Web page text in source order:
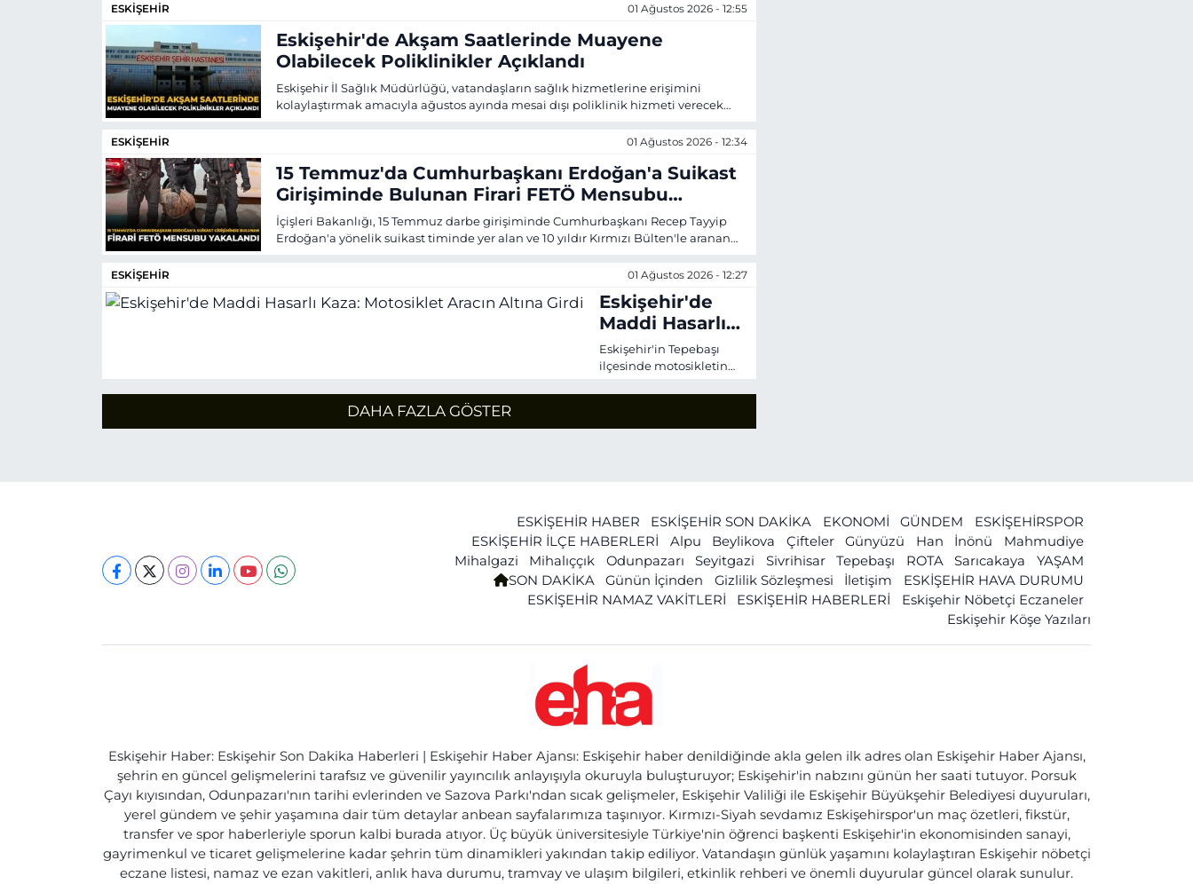
ESKİŞEHİR 01 Ağustos 2026 - 12:55
Eskişehir'de Akşam Saatlerinde Muayene
Olabilecek Poliklinikler Açıklandı
Eskişehir İl Sağlık Müdürlüğü, vatandaşların sağlık hizmetlerine erişimini
kolaylaştırmak amacıyla ağustos ayında mesai dışı poliklinik hizmeti verecek
ESKİŞEHİR 01 Ağustos 2026 - 12:34
15 Temmuz'da Cumhurbaşkanı Erdoğan'a Suikast
Girişiminde Bulunan Firari FETÖ Mensubu
Yakalandı
İçişleri Bakanlığı, 15 Temmuz darbe girişiminde Cumhurbaşkanı Recep Tayyip
Erdoğan'a yönelik suikast timinde yer alan ve 10 yıldır Kırmızı Bülten'le aranan
Afyonkarahisar ve Eskişehir İl Emniyet Müdürlüğü ekiplerinin ortak çalışmasıyla
ESKİŞEHİR 01 Ağustos 2026 - 12:27
Eskişehir'de
Maddi Hasarlı
Kaza:
Motosiklet
Eskişehir'in Tepebaşı
ilçesinde motosikletin
şans eseri yaralanan
DAHA FAZLA GÖSTER
ESKİŞEHİR HABER ESKİŞEHİR SON DAKİKA EKONOMİ GÜNDEM
ESKİŞEHİRSPOR
ESKİŞEHİR İLÇE HABERLERİ
Alpu Beylikova Çifteler Günyüzü Han İnönü
Mahmudiye
Mihalgazi
Mihalıççık Odunpazarı Seyitgazi Sivrihisar Tepebaşı ROTA Sarıcakaya
YAŞAM
SON DAKİKA
Günün İçinden Gizlilik Sözleşmesi İletişim
ESKİŞEHİR HAVA DURUMU
ESKİŞEHİR NAMAZ VAKİTLERİ
ESKİŞEHİR HABERLERİ
Eskişehir Nöbetçi Eczaneler
Eskişehir Köşe Yazıları
Eskişehir Haber: Eskişehir Son Dakika Haberleri | Eskişehir Haber Ajansı: Eskişehir haber denildiğinde akla gelen ilk adres olan Eskişehir Haber Ajansı,
şehrin en güncel gelişmelerini tarafsız ve güvenilir yayıncılık anlayışıyla okuruyla buluşturuyor; Eskişehir'in nabzını günün her saati tutuyor. Porsuk
Çayı kıyısından, Odunpazarı'nın tarihi evlerinden ve Sazova Parkı'ndan sıcak gelişmeler, Eskişehir Valiliği ile Eskişehir Büyükşehir Belediyesi duyuruları,
yerel gündem ve şehir yaşamına dair tüm detaylar anbean sayfalarımıza taşınıyor. Kırmızı-Siyah sevdamız Eskişehirspor'un maç özetleri, fikstür,
transfer ve spor haberleriyle sporun kalbi burada atıyor. Üç büyük üniversitesiyle Türkiye'nin öğrenci başkenti Eskişehir'in ekonomisinden sanayi,
gayrimenkul ve ticaret gelişmelerine kadar şehrin tüm dinamikleri yakından takip ediliyor. Vatandaşın günlük yaşamını kolaylaştıran Eskişehir nöbetçi
eczane listesi, namaz ve ezan vakitleri, anlık hava durumu, tramvay ve ulaşım bilgileri, etkinlik rehberi ve önemli duyurular güncel olarak sunulur.